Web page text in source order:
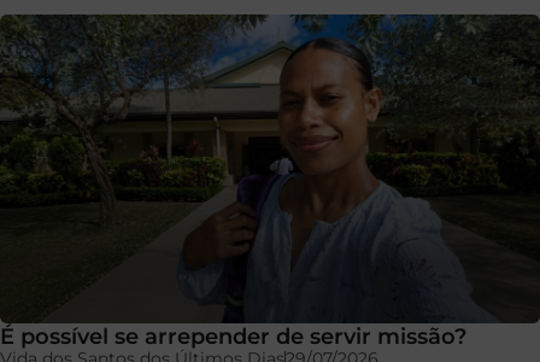
É possível se arrepender de servir missão?